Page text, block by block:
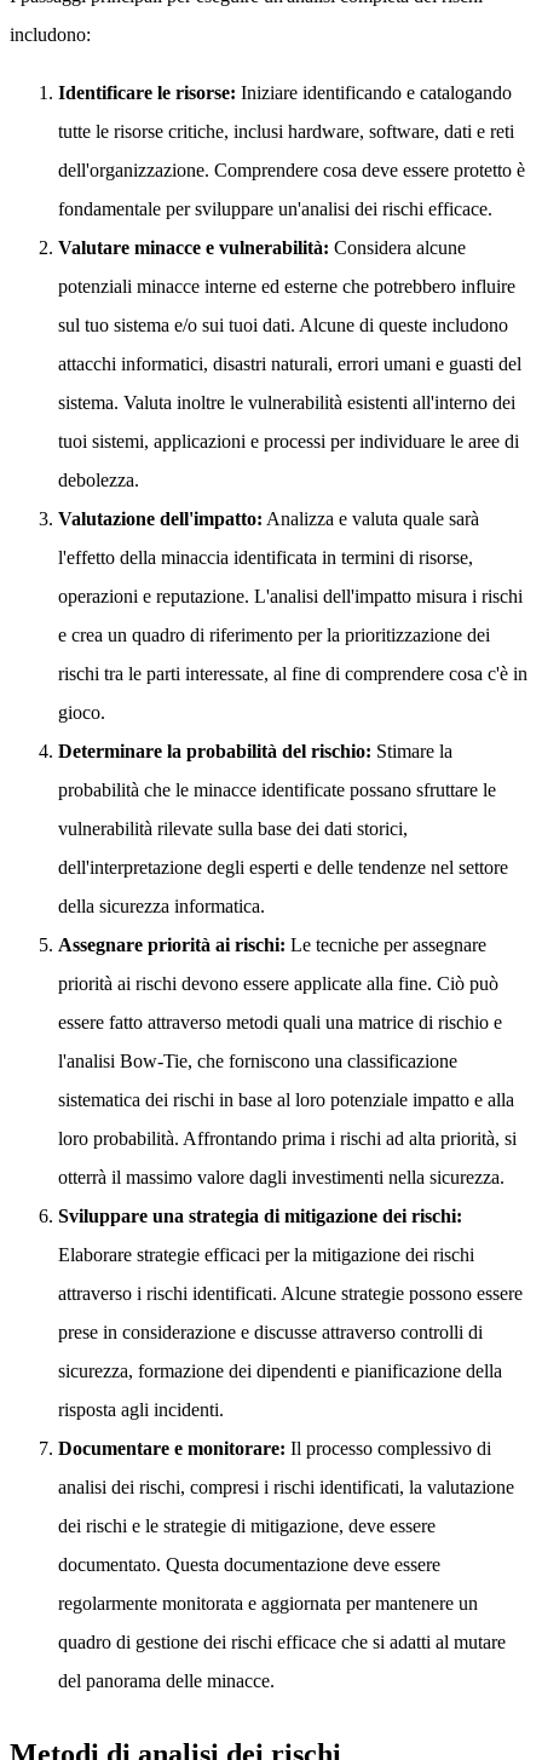
includono:
Identificare le risorse: Iniziare identificando e catalogando
tutte le risorse critiche, inclusi hardware, software, dati e reti
dell'organizzazione. Comprendere cosa deve essere protetto è
fondamentale per sviluppare un'analisi dei rischi efficace.
Valutare minacce e vulnerabilità: Considera alcune
potenziali minacce interne ed esterne che potrebbero influire
sul tuo sistema e/o sui tuoi dati. Alcune di queste includono
attacchi informatici, disastri naturali, errori umani e guasti del
sistema. Valuta inoltre le vulnerabilità esistenti all'interno dei
tuoi sistemi, applicazioni e processi per individuare le aree di
debolezza.
Valutazione dell'impatto: Analizza e valuta quale sarà
l'effetto della minaccia identificata in termini di risorse,
operazioni e reputazione. L'analisi dell'impatto misura i rischi
e crea un quadro di riferimento per la prioritizzazione dei
rischi tra le parti interessate, al fine di comprendere cosa c'è in
gioco.
Determinare la probabilità del rischio: Stimare la
probabilità che le minacce identificate possano sfruttare le
vulnerabilità rilevate sulla base dei dati storici,
dell'interpretazione degli esperti e delle tendenze nel settore
della sicurezza informatica.
Assegnare priorità ai rischi: Le tecniche per assegnare
priorità ai rischi devono essere applicate alla fine. Ciò può
essere fatto attraverso metodi quali una matrice di rischio e
l'analisi Bow-Tie, che forniscono una classificazione
sistematica dei rischi in base al loro potenziale impatto e alla
loro probabilità. Affrontando prima i rischi ad alta priorità, si
otterrà il massimo valore dagli investimenti nella sicurezza.
Sviluppare una strategia di mitigazione dei rischi:
Elaborare strategie efficaci per la mitigazione dei rischi
attraverso i rischi identificati. Alcune strategie possono essere
prese in considerazione e discusse attraverso controlli di
sicurezza, formazione dei dipendenti e pianificazione della
risposta agli incidenti.
Documentare e monitorare: Il processo complessivo di
analisi dei rischi, compresi i rischi identificati, la valutazione
dei rischi e le strategie di mitigazione, deve essere
documentato. Questa documentazione deve essere
regolarmente monitorata e aggiornata per mantenere un
quadro di gestione dei rischi efficace che si adatti al mutare
del panorama delle minacce.